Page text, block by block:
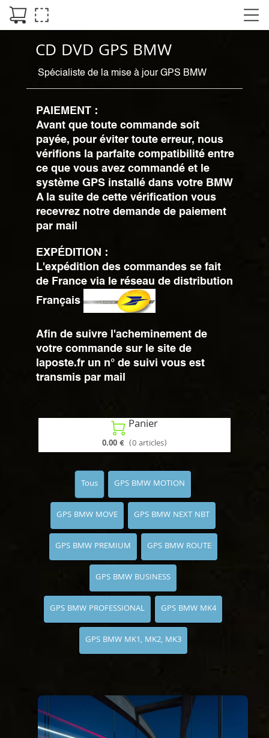
CD DVD GPS BMW
Spécialiste de la mise à jour GPS BMW
PAIEMENT :
Avant que toute commande soit
payée, pour éviter toute erreur, nous
vérifions la parfaite compatibilité entre
ce que vous avez commandé et le
système GPS installé dans votre BMW
A la suite de cette vérification vous
recevrez notre demande de paiement
par mail
EXPÉDITION :
L'expédition des commandes se fait
de France via le réseau de distribution
Français
Afin de suivre l'acheminement de
votre commande sur le site de
laposte.fr un n° de suivi vous est
transmis par mail
 Panier
0.00 € (0 articles)
Tous GPS BMW MOTION
GPS BMW MOVE GPS BMW NEXT NBT
GPS BMW PREMIUM GPS BMW ROUTE
GPS BMW BUSINESS
GPS BMW PROFESSIONAL GPS BMW MK4
GPS BMW MK1, MK2, MK3